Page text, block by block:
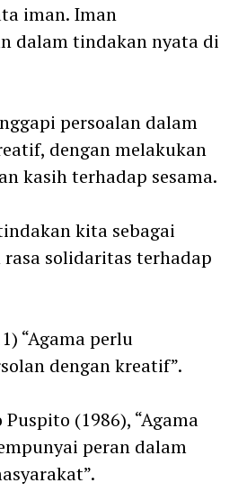
iman. Iman
dalam tindakan nyata di
persoalan dalam
dengan melakukan
kasih terhadap sesama.
kita sebagai
solidaritas terhadap
“Agama perlu
dengan kreatif”.
(1986), “Agama
peran dalam